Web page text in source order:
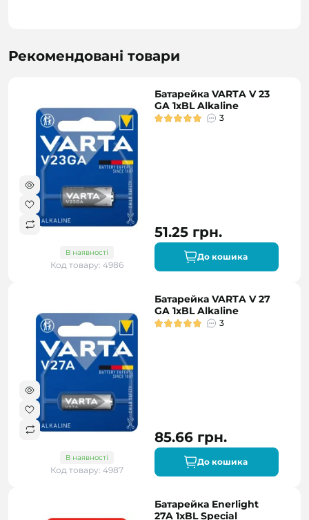
Рекомендовані товари
В наявності
Код товару: 4986
Батарейка VARTA V 23
GA 1xBL Alkaline
3
51.25 грн.
До кошика
В наявності
Код товару: 4987
Батарейка VARTA V 27
GA 1xBL Alkaline
3
85.66 грн.
До кошика
Батарейка Enerlight
27A 1xBL Special